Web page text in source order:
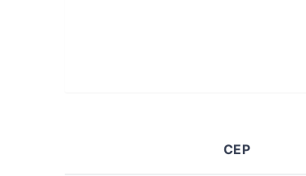
CEP